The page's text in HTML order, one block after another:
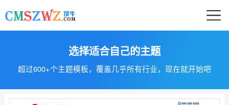
选择适合自己的主题
超过600+个主题模板，覆盖几乎所有行业，现在就开始吧